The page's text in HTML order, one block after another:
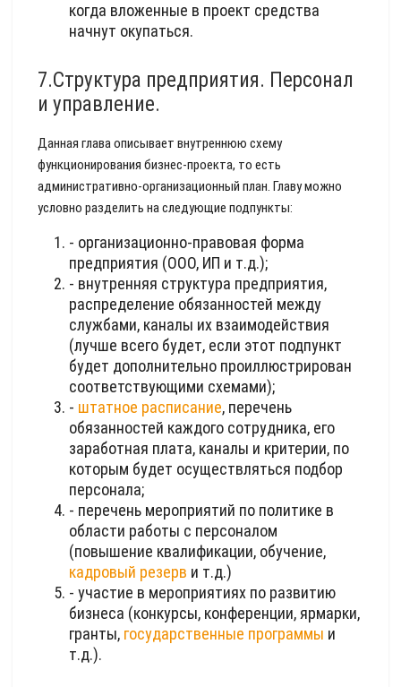
когда вложенные в проект средства
начнут окупаться.
7.Структура предприятия. Персонал
и управление.
Данная глава описывает внутреннюю схему
функционирования бизнес-проекта, то есть
административно-организационный план. Главу можно
условно разделить на следующие подпункты:
- организационно-правовая форма
предприятия (ООО, ИП и т.д.);
- внутренняя структура предприятия,
распределение обязанностей между
службами, каналы их взаимодействия
(лучше всего будет, если этот подпункт
будет дополнительно проиллюстрирован
соответствующими схемами);
- штатное расписание, перечень
обязанностей каждого сотрудника, его
заработная плата, каналы и критерии, по
которым будет осуществляться подбор
персонала;
- перечень мероприятий по политике в
области работы с персоналом
(повышение квалификации, обучение,
кадровый резерв и т.д.)
- участие в мероприятиях по развитию
бизнеса (конкурсы, конференции, ярмарки,
гранты, государственные программы и
т.д.).